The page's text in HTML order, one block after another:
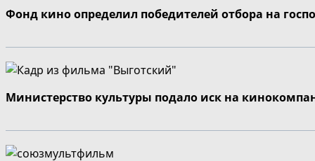
Фонд кино определил победителей отбора на
Министерство культуры подало иск на